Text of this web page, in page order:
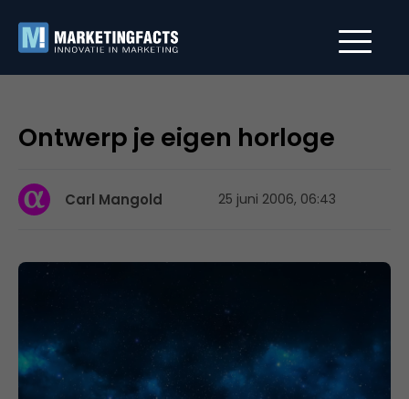
Ontwerp je eigen horloge
Carl Mangold 25 juni 2006, 06:43